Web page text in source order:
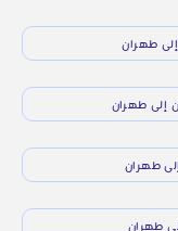
طهران
إلى طهران
طهران
طهران